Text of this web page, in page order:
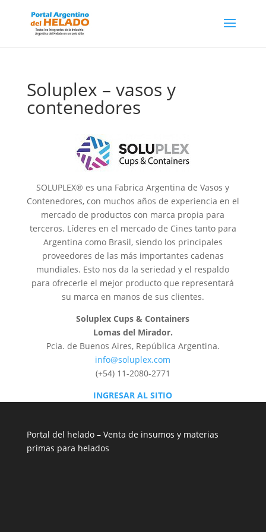
Soluplex – vasos y
contenedores
SOLUPLEX® es una Fabrica Argentina de Vasos y
Contenedores, con muchos años de experiencia en el
mercado de productos con marca propia para
terceros. Líderes en el mercado de Cines tanto para
Argentina como Brasil, siendo los principales
proveedores de las más importantes cadenas
mundiales. Esto nos da la seriedad y el respaldo
para ofrecerle el mejor producto que representará
su marca en manos de sus clientes.
Soluplex Cups & Containers
Lomas del Mirador.
Pcia. de Buenos Aires, República Argentina.
info@soluplex.com
(+54) 11-2080-2771
INGRESAR AL SITIO
Portal del helado – Venta de insumos y materias
primas para helados